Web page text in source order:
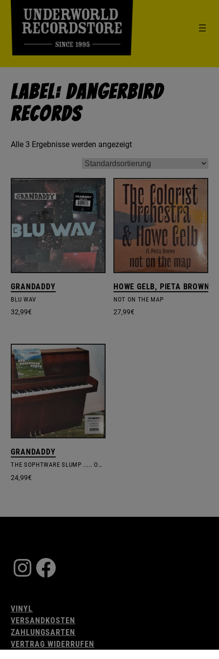
Label: Dangerbird
Records
Alle 3 Ergebnisse werden angezeigt
GRANDADDY
BLU WAV
32,99€
HOWE GELB, PIETA BROWN,
NOT ON THE MAP
27,99€
GRANDADDY
THE SOPHTWARE SLUMP .​.​.​.​. ON A WOODEN PIANO
24,99€
Instagram
Facebook
VINYL
VERSANDKOSTEN
ZAHLUNGSARTEN
VERTRAG WIDERRUFEN